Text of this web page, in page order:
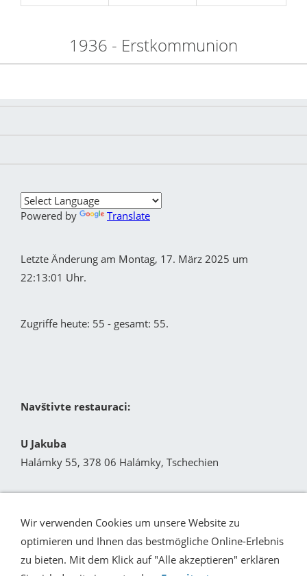
1936 - Erstkommunion
Powered by Translate
Letzte Änderung am Montag, 17. März 2025 um
22:13:01 Uhr.
Zugriffe heute: 55 - gesamt: 55.
Navštivte restauraci:
U Jakuba
Halámky 55, 378 06 Halámky, Tschechien
KONTAKT IMPRESSUM
HAFTUNGSAUSSCHLUSS
Wir verwenden Cookies um unsere Website zu
optimieren und Ihnen das bestmögliche Online-Erlebnis
zu bieten. Mit dem Klick auf "Alle akzeptieren" erklären